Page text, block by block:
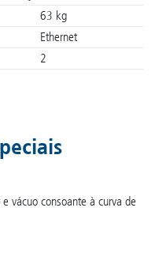
63 kg
Ethernet
2
vácuo consoante à curva de